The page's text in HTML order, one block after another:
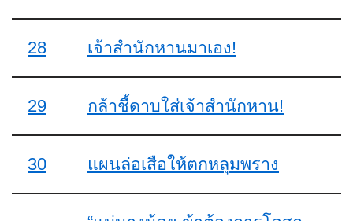
28 เจ้าสำนักหานมาเอง!
29 กล้าชี้ดาบใส่เจ้าสำนักหาน!
30 แผนล่อเสือให้ตกหลุมพราง